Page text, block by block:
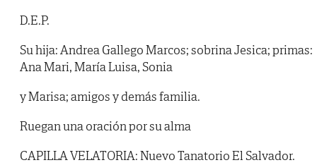
D.E.P.
Su hija: Andrea Gallego Marcos; sobrina Jesica; primas:
Ana Mari, María Luisa, Sonia
y Marisa; amigos y demás familia.
Ruegan una oración por su alma
CAPILLA VELATORIA: Nuevo Tanatorio El Salvador.